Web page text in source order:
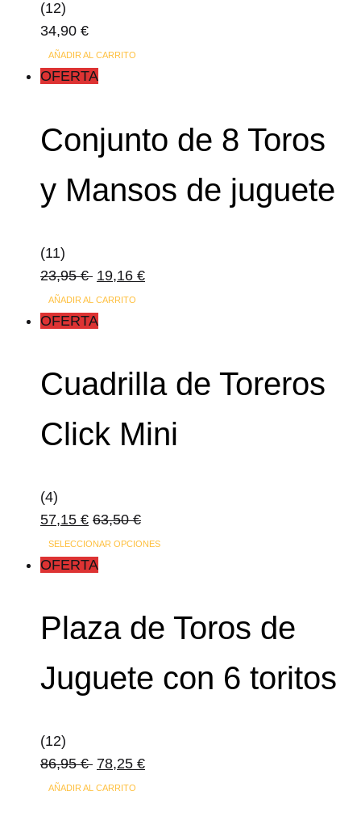
(12)
34,90 €
AÑADIR AL CARRITO
OFERTA
Conjunto de 8 Toros
y Mansos de juguete
(11)
23,95€ 19,16 €
AÑADIR AL CARRITO
OFERTA
Cuadrilla de Toreros
Click Mini
(4)
57,15 € 63,50€
SELECCIONAR OPCIONES
OFERTA
Plaza de Toros de
Juguete con 6 toritos
(12)
86,95€ 78,25 €
AÑADIR AL CARRITO